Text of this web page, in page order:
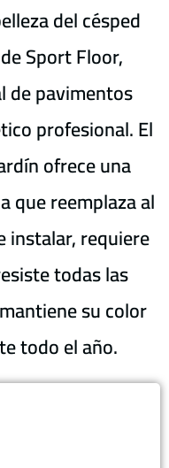
del césped
Sport Floor,
de pavimentos
profesional. El
ofrece una
que reemplaza al
instalar, requiere
todas las
su color
todo el año.